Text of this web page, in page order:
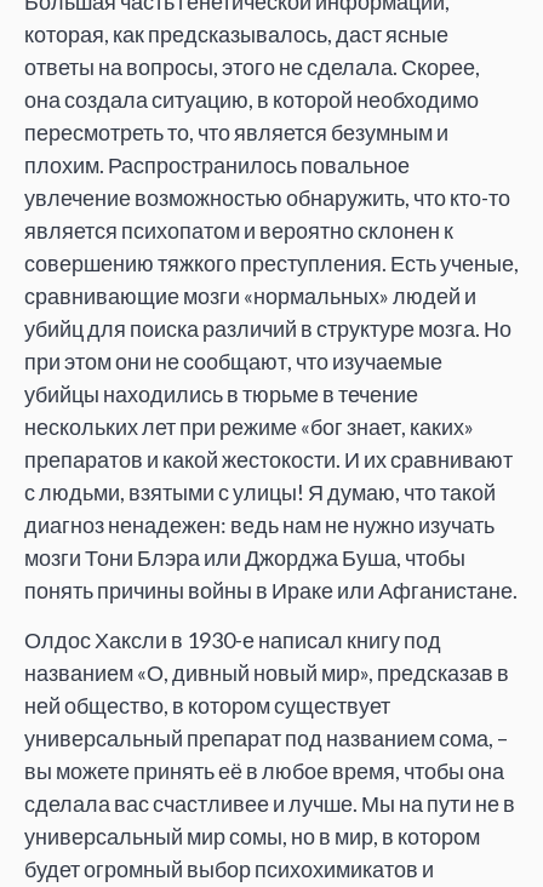
которая, как предсказывалось, даст ясные
ответы на вопросы, этого не сделала. Скорее,
она создала ситуацию, в которой необходимо
пересмотреть то, что является безумным и
плохим. Распространилось повальное
увлечение возможностью обнаружить, что кто-то
является психопатом и вероятно склонен к
совершению тяжкого преступления. Есть ученые,
сравнивающие мозги «нормальных» людей и
убийц для поиска различий в структуре мозга. Но
при этом они не сообщают, что изучаемые
убийцы находились в тюрьме в течение
нескольких лет при режиме «бог знает, каких»
препаратов и какой жестокости. И их сравнивают
с людьми, взятыми с улицы! Я думаю, что такой
диагноз ненадежен: ведь нам не нужно изучать
мозги Тони Блэра или Джорджа Буша, чтобы
понять причины войны в Ираке или Афганистане.
Олдос Хаксли в 1930-е написал книгу под
названием «О, дивный новый мир», предсказав в
ней общество, в котором существует
универсальный препарат под названием сома, –
вы можете принять её в любое время, чтобы она
сделала вас счастливее и лучше. Мы на пути не в
универсальный мир сомы, но в мир, в котором
будет огромный выбор психохимикатов и